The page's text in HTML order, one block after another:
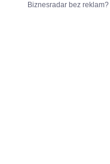
Biznesradar bez reklam?